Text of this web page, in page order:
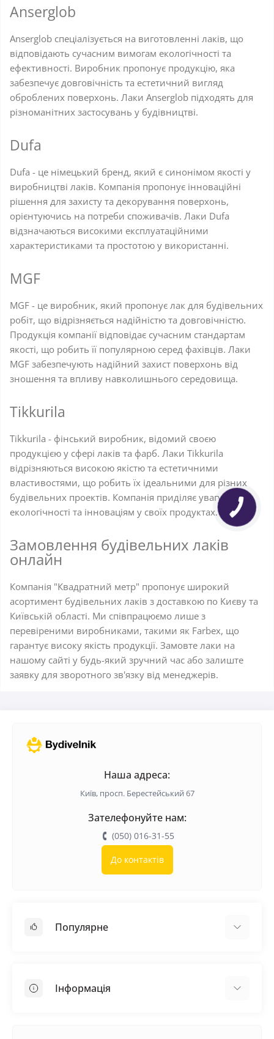
Anserglob
Anserglob спеціалізується на виготовленні лаків, що
відповідають сучасним вимогам екологічності та
ефективності. Виробник пропонує продукцію, яка
забезпечує довговічність та естетичний вигляд
оброблених поверхонь. Лаки Anserglob підходять для
різноманітних застосувань у будівництві.
Dufa
Dufa - це німецький бренд, який є синонімом якості у
виробництві лаків. Компанія пропонує інноваційні
рішення для захисту та декорування поверхонь,
орієнтуючись на потреби споживачів. Лаки Dufa
відзначаються високими експлуатаційними
характеристиками та простотою у використанні.
MGF
MGF - це виробник, який пропонує лак для будівельних
робіт, що відрізняється надійністю та довговічністю.
Продукція компанії відповідає сучасним стандартам
якості, що робить її популярною серед фахівців. Лаки
MGF забезпечують надійний захист поверхонь від
зношення та впливу навколишнього середовища.
Tikkurila
Tikkurila - фінський виробник, відомий своєю
продукцією у сфері лаків та фарб. Лаки Tikkurila
відрізняються високою якістю та естетичними
властивостями, що робить їх ідеальними для різних
будівельних проектів. Компанія приділяє увагу
екологічності та інноваціям у своїх продуктах.
Замовлення будівельних лаків
онлайн
Компанія "Квадратний метр" пропонує широкий
асортимент будівельних лаків з доставкою по Києву та
Київській області. Ми співпрацюємо лише з
перевіреними виробниками, такими як Farbex, що
гарантує високу якість продукції. Замовте лаки на
нашому сайті у будь-який зручний час або залиште
заявку для зворотного зв'язку від менеджерів.
Наша адреса:
Київ, просп. Берестейський 67
Зателефонуйте нам:
(050) 016-31-55
До контактів
Популярне
Самовирівнююча суміш
Інформація